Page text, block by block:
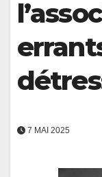
7 MAI 2025